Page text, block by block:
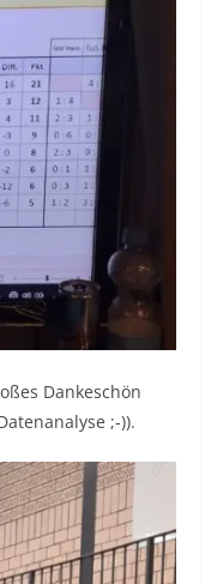
Dankeschön
;-)).